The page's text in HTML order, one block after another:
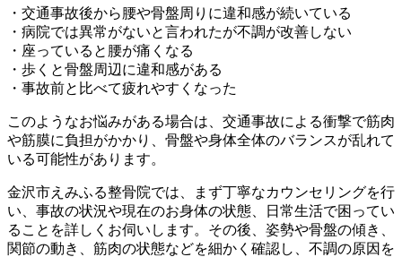
・交通事故後から腰や骨盤周りに違和感が続いている
・病院では異常がないと言われたが不調が改善しない
・座っていると腰が痛くなる
・歩くと骨盤周辺に違和感がある
・事故前と比べて疲れやすくなった
このようなお悩みがある場合は、交通事故による衝撃で筋肉
や筋膜に負担がかかり、骨盤や身体全体のバランスが乱れて
いる可能性があります。
金沢市えみふる整骨院では、まず丁寧なカウンセリングを行
い、事故の状況や現在のお身体の状態、日常生活で困ってい
ることを詳しくお伺いします。その後、姿勢や骨盤の傾き、
関節の動き、筋肉の状態などを細かく確認し、不調の原因を